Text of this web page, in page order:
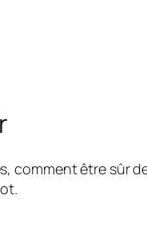
comment être sûr